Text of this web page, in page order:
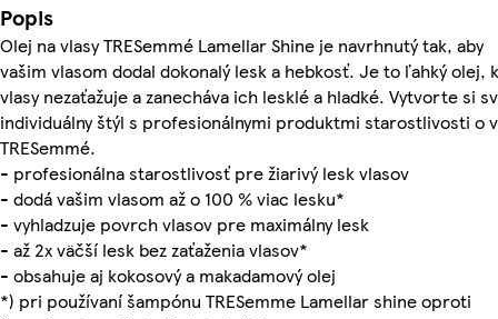
Popis
Olej na vlasy TRESemmé Lamellar Shine je navrhnutý tak, aby
vašim vlasom dodal dokonalý lesk a hebkosť. Je to ľahký olej,
vlasy nezaťažuje a zanecháva ich lesklé a hladké. Vytvorte si
individuálny štýl s profesionálnymi produktmi starostlivosti o
TRESemmé.
- profesionálna starostlivosť pre žiarivý lesk vlasov
- dodá vašim vlasom až o 100 % viac lesku*
- vyhladzuje povrch vlasov pre maximálny lesk
- až 2x väčší lesk bez zaťaženia vlasov*
- obsahuje aj kokosový a makadamový olej
*) pri používaní šampónu TRESemme Lamellar shine oproti